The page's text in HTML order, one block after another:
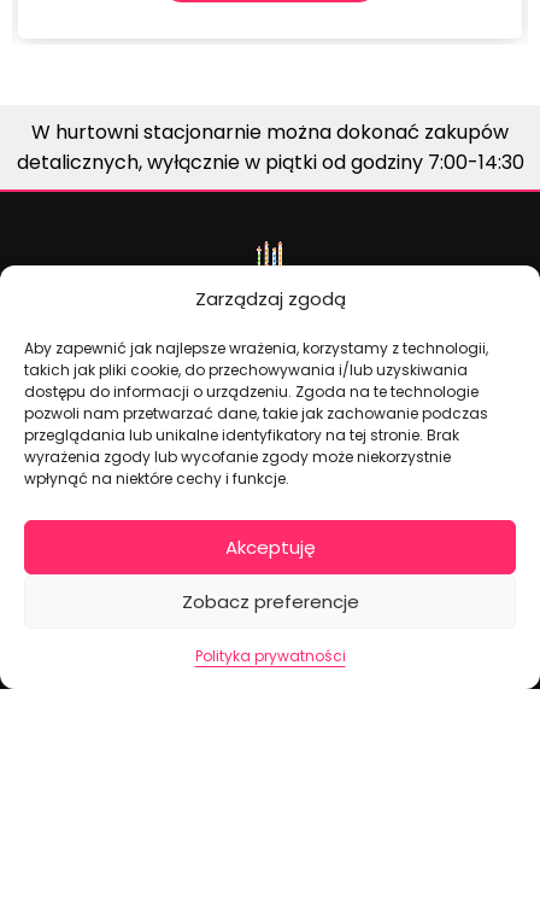
Zarządzaj zgodą
Aby zapewnić jak najlepsze wrażenia, korzystamy z technologii,
takich jak pliki cookie, do przechowywania i/lub uzyskiwania
dostępu do informacji o urządzeniu. Zgoda na te technologie
pozwoli nam przetwarzać dane, takie jak zachowanie podczas
przeglądania lub unikalne identyfikatory na tej stronie. Brak
wyrażenia zgody lub wycofanie zgody może niekorzystnie
wpłynąć na niektóre cechy i funkcje.
Akceptuję
Zobacz preferencje
Polityka prywatności
W hurtowni stacjonarnie można dokonać zakupów
detalicznych, wyłącznie w piątki od godziny 7:00-14:30
Dekoracje na torty i akcesoria imprezowe
tortoweozdoby.sklep@gmail.com
ul. Modularna 12, 02-238 Warszawa
Pon.-Pt.: 07:00 - 14:30